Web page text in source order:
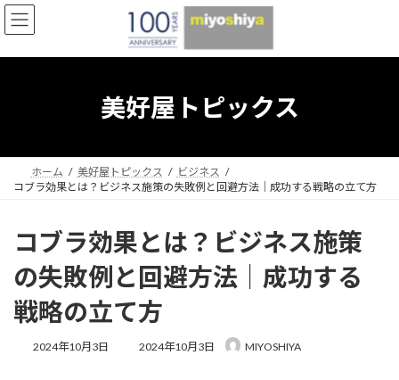
コ
ン
ン
ナ
ビ
ー
美好屋トピックス
ホーム 美好屋トピックス
ビジネス
コブラ効果とは？ビジネス施策の失敗例と回避方法｜成功する戦略の立て方
コブラ効果とは？ビジネス施策
の失敗例と回避方法｜成功する
戦略の立て方
2024年10月3日
最
2024年10月3日 MIYOSHIYA